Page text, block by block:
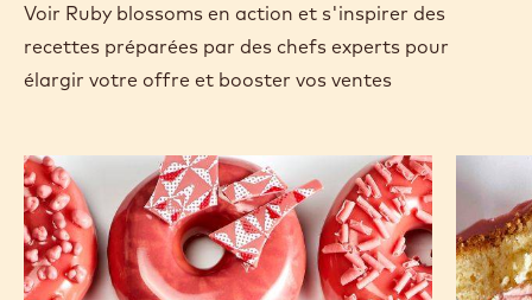
Voir Ruby blossoms en action et s'inspirer des
recettes préparées par des chefs experts pour
élargir votre offre et booster vos ventes
Beignets
ruby
Quatre-
quarts
bisou
ruby